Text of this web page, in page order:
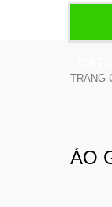
ÁO